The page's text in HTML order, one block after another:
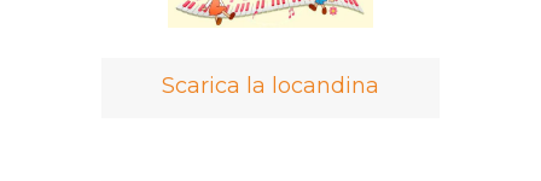
Scarica la locandina